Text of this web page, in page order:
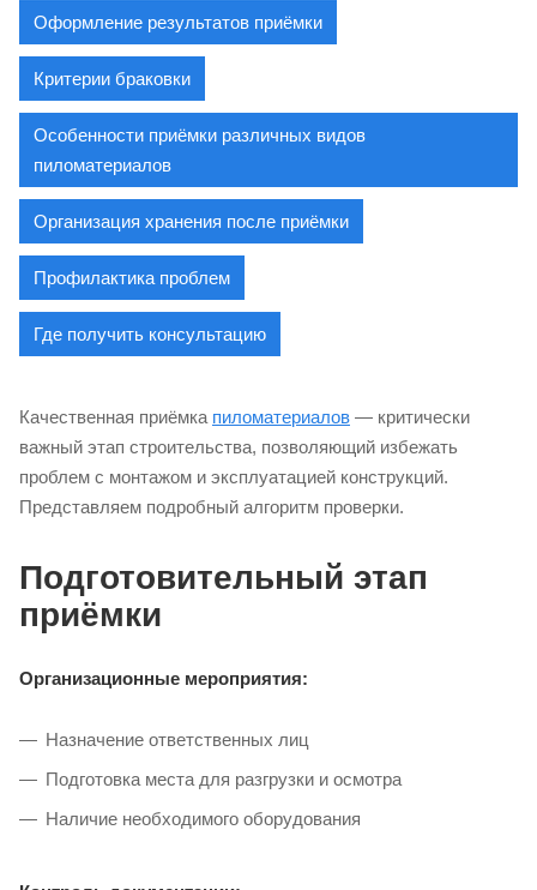
Оформление результатов приёмки
Критерии браковки
Особенности приёмки различных видов
пиломатериалов
Организация хранения после приёмки
Профилактика проблем
Где получить консультацию
Качественная приёмка пиломатериалов — критически
важный этап строительства, позволяющий избежать
проблем с монтажом и эксплуатацией конструкций.
Представляем подробный алгоритм проверки.
Подготовительный этап
приёмки
Организационные мероприятия:
Назначение ответственных лиц
Подготовка места для разгрузки и осмотра
Наличие необходимого оборудования